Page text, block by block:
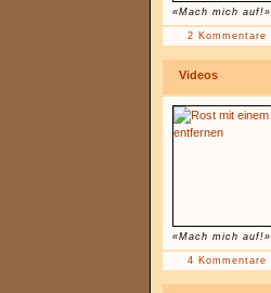
«Mach mich auf!»
2 Kommentare
Videos
«Mach mich auf!»
4 Kommentare